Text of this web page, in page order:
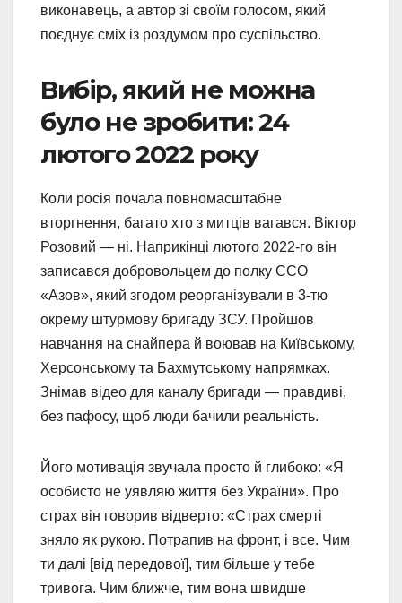
виконавець, а автор зі своїм голосом, який
поєднує сміх із роздумом про суспільство.
Вибір, який не можна
було не зробити: 24
лютого 2022 року
Коли росія почала повномасштабне
вторгнення, багато хто з митців вагався. Віктор
Розовий — ні. Наприкінці лютого 2022-го він
записався добровольцем до полку ССО
«Азов», який згодом реорганізували в 3-тю
окрему штурмову бригаду ЗСУ. Пройшов
навчання на снайпера й воював на Київському,
Херсонському та Бахмутському напрямках.
Знімав відео для каналу бригади — правдиві,
без пафосу, щоб люди бачили реальність.
Його мотивація звучала просто й глибоко: «Я
особисто не уявляю життя без України». Про
страх він говорив відверто: «Страх смерті
зняло як рукою. Потрапив на фронт, і все. Чим
ти далі [від передової], тим більше у тебе
тривога. Чим ближче, тим вона швидше